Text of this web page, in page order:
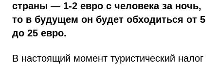
страны — 1-2 евро с человека за ночь,
то в будущем он будет обходиться от 5
до 25 евро.
В настоящий момент туристический налог